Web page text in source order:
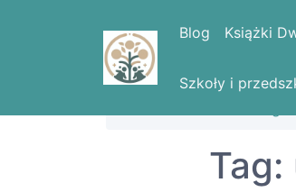
Blog Książki
Szkoły i